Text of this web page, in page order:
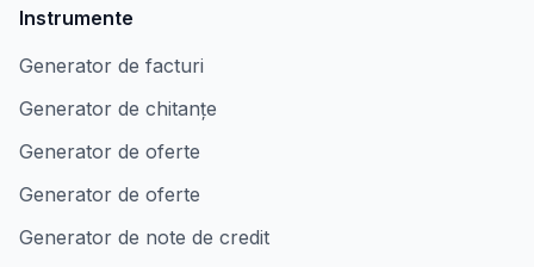
Instrumente
Generator de facturi
Generator de chitanțe
Generator de oferte
Generator de oferte
Generator de note de credit